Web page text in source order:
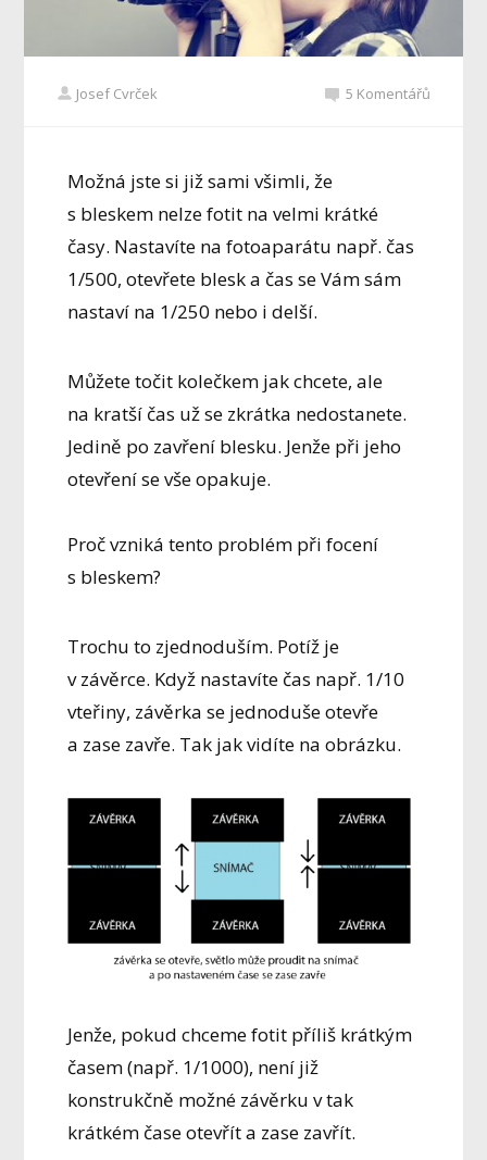
Josef Cvrček 5 Komentářů
Možná jste si již sami všimli, že
s bleskem nelze fotit na velmi krátké
časy. Nastavíte na fotoaparátu např. čas
1/500, otevřete blesk a čas se Vám sám
nastaví na 1/250 nebo i delší.
Můžete točit kolečkem jak chcete, ale
na kratší čas už se zkrátka nedostanete.
Jedině po zavření blesku. Jenže při jeho
otevření se vše opakuje.
Proč vzniká tento problém při focení
s bleskem?
Trochu to zjednoduším. Potíž je
v závěrce. Když nastavíte čas např. 1/10
vteřiny, závěrka se jednoduše otevře
a zase zavře. Tak jak vidíte na obrázku.
Jenže, pokud chceme fotit příliš krátkým
časem (např. 1/1000), není již
konstrukčně možné závěrku v tak
krátkém čase otevřít a zase zavřít.